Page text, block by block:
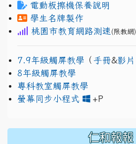
電動板擦機保養說明
學生名牌製作
桃園市教育網路測速 (限教網)
7.9年級觸屏教學 （ 手冊&影片
8年級觸屏教學
專科教室觸屏教學
螢幕同步小程式
+P
仁和報報